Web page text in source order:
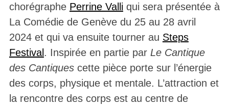
chorégraphe Perrine Valliqui sera présentée à
La Comédie de Genève du 25 au 28 avril
2024 et qui va ensuite tourner au Steps
Festival. Inspirée en partie par Le Cantique
des Cantiquescette pièce porte sur l’énergie
des corps, physique et mentale. L’attraction et
la rencontre des corps est au centre de